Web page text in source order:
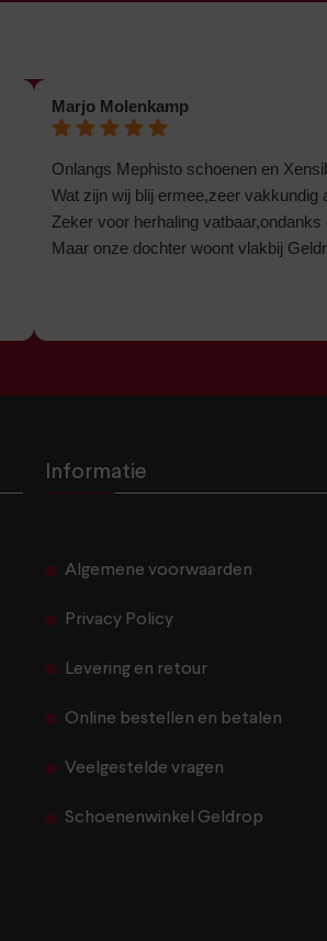
Marjo Molenkamp
Onlangs Mephisto schoenen en
Wat zijn wij blij ermee,zeer vakkundig
Zeker voor herhaling vatbaar,ondanks
Maar onze dochter woont vlakbij
Informatie
Algemene voorwaarden
Privacy Policy
Levering en retour
Online bestellen en betalen
Veelgestelde vragen
Schoenenwinkel Geldrop